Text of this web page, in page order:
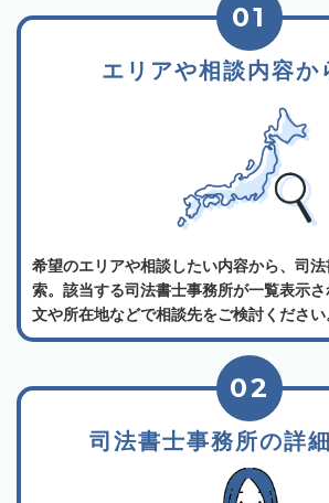
エリアや相談内容か
01
希望のエリアや相談したい内容から、司
索。該当する司法書士事務所が一覧表示
文や所在地などで相談先をご検討ください
司法書士事務所の詳
02